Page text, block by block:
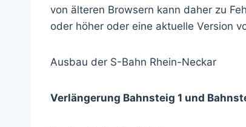
von älteren Browsern kann daher zu
oder höher oder eine aktuelle Version
Ausbau der S-Bahn Rhein-Neckar
Verlängerung Bahnsteig 1 und